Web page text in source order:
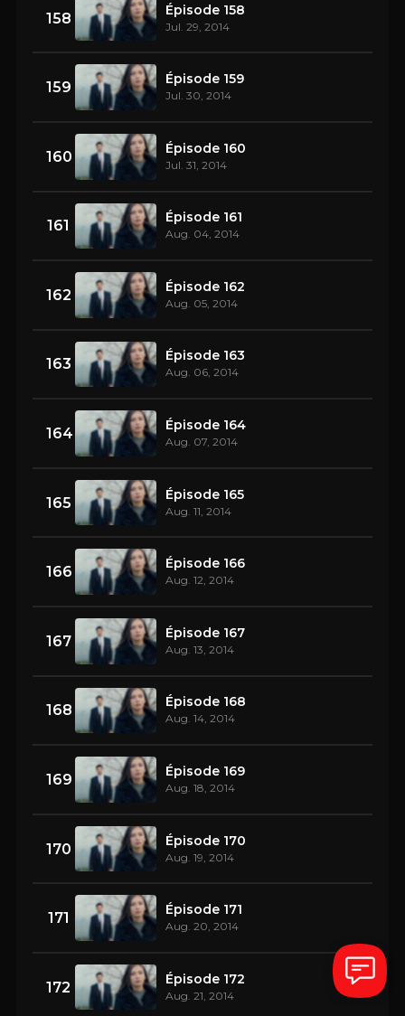
158 Épisode 158
Jul. 29, 2014
159 Épisode 159
Jul. 30, 2014
160 Épisode 160
Jul. 31, 2014
161 Épisode 161
Aug. 04, 2014
162 Épisode 162
Aug. 05, 2014
163 Épisode 163
Aug. 06, 2014
164 Épisode 164
Aug. 07, 2014
165 Épisode 165
Aug. 11, 2014
166 Épisode 166
Aug. 12, 2014
167 Épisode 167
Aug. 13, 2014
168 Épisode 168
Aug. 14, 2014
169 Épisode 169
Aug. 18, 2014
170 Épisode 170
Aug. 19, 2014
171 Épisode 171
Aug. 20, 2014
172 Épisode 172
Aug. 21, 2014